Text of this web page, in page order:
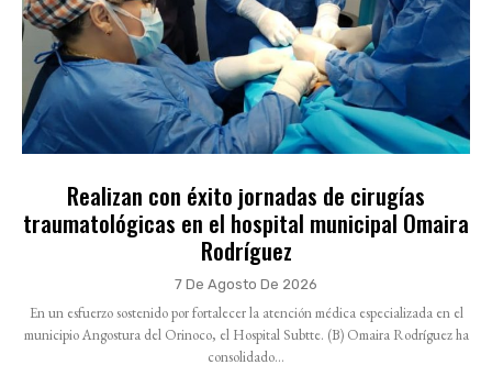
Realizan con éxito jornadas de cirugías
traumatológicas en el hospital municipal Omaira
Rodríguez
7 De Agosto De 2026
En un esfuerzo sostenido por fortalecer la atención médica especializada en el
municipio Angostura del Orinoco, el Hospital Subtte. (B) Omaira Rodríguez ha
consolidado...